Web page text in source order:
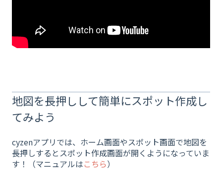
地図を長押しして簡単にスポット作成し
てみよう
cyzenアプリでは、ホーム画面やスポット画面で地図を
長押しするとスポット作成画面が開くようになっていま
す！（マニュアルはこちら）